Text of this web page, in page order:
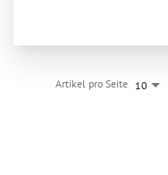
Artikel pro Seite 10